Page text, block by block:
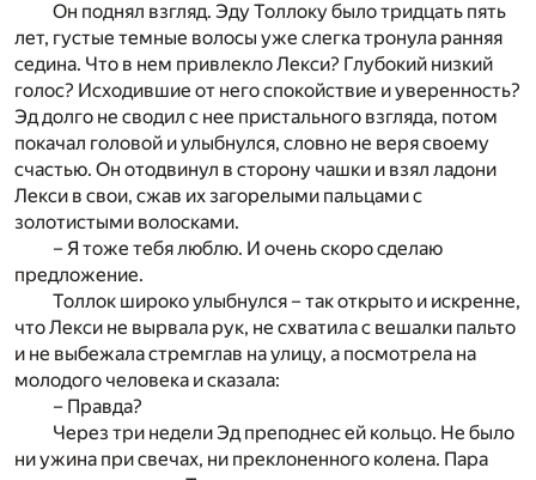
Он поднял взгляд. Эду Толлоку было тридцать пять
лет, густые темные волосы уже слегка тронула ранняя
седина. Что в нем привлекло Лекси? Глубокий низкий
голос? Исходившие от него спокойствие и уверенность?
Эд долго не сводил с нее пристального взгляда, потом
покачал головой и улыбнулся, словно не веря своему
счастью. Он отодвинул в сторону чашки и взял ладони
Лекси в свои, сжав их загорелыми пальцами с
золотистыми волосками.
– Я тоже тебя люблю. И очень скоро сделаю
предложение.
Толлок широко улыбнулся – так открыто и искренне,
что Лекси не вырвала рук, не схватила с вешалки пальто
и не выбежала стремглав на улицу, а посмотрела на
молодого человека и сказала:
– Правда?
Через три недели Эд преподнес ей кольцо. Не было
ни ужина при свечах, ни преклоненного колена. Пара